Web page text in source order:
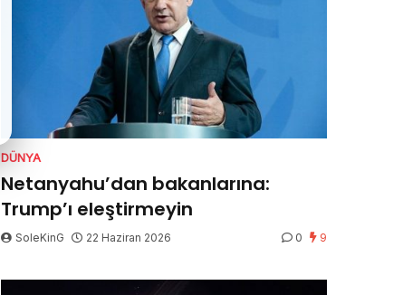
DÜNYA
Netanyahu’dan bakanlarına:
Trump’ı eleştirmeyin
SoleKinG 22 Haziran 2026 0 9